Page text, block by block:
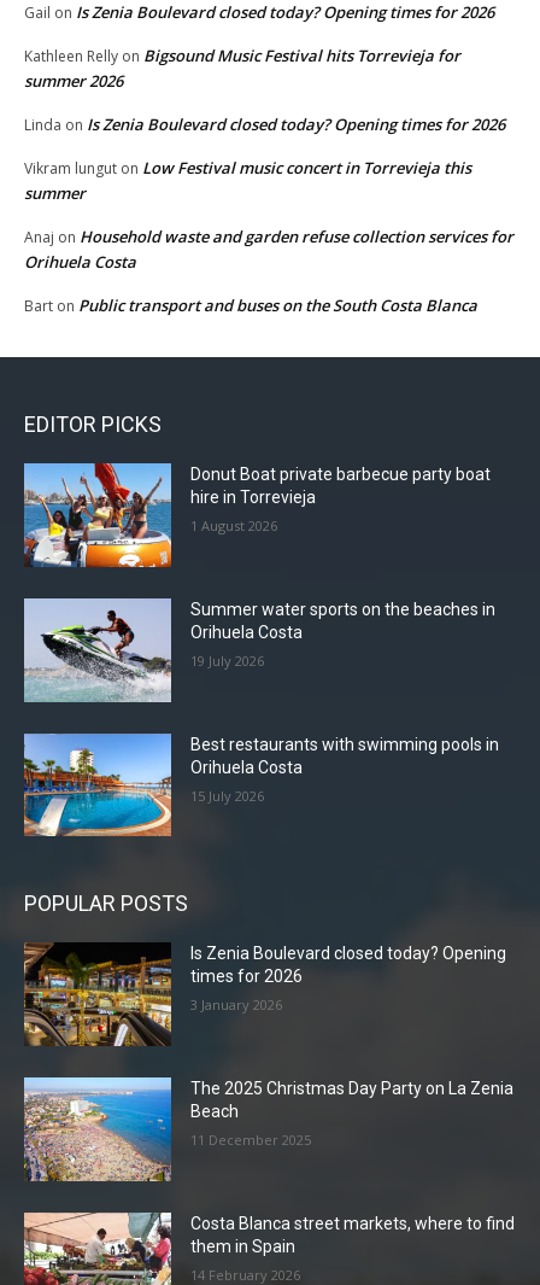
Gail on Is Zenia Boulevard closed today? Opening times for 2026
Kathleen Relly on Bigsound Music Festival hits Torrevieja for
summer 2026
Linda on Is Zenia Boulevard closed today? Opening times for 2026
Vikram lungut on Low Festival music concert in Torrevieja this
summer
Anaj on Household waste and garden refuse collection services for
Orihuela Costa
Bart on Public transport and buses on the South Costa Blanca
EDITOR PICKS
Donut Boat private barbecue party boat
hire in Torrevieja
1 August 2026
Summer water sports on the beaches in
Orihuela Costa
19 July 2026
Best restaurants with swimming pools in
Orihuela Costa
15 July 2026
POPULAR POSTS
Is Zenia Boulevard closed today? Opening
times for 2026
3 January 2026
The 2025 Christmas Day Party on La Zenia
Beach
11 December 2025
Costa Blanca street markets, where to find
them in Spain
14 February 2026